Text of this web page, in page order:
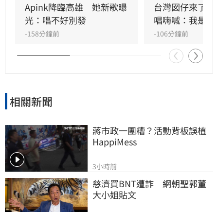
熱情應援，尖叫與歡呼聲一路未停，最後由
HIGHLIGHT壓軸接管舞台，將現場氣氛推向最高
潮。
Apink降臨高雄　她新歌曝
光：唱不好別發
-158分鐘前
台灣囡仔來了
唱嗨喊：我是誰
-106分鐘前
相關新聞
蔣市政一團糟？活動背板誤植
HappiMess
3小時前
慈濟買BNT遭詐　網朝聖郭董
大小姐貼文